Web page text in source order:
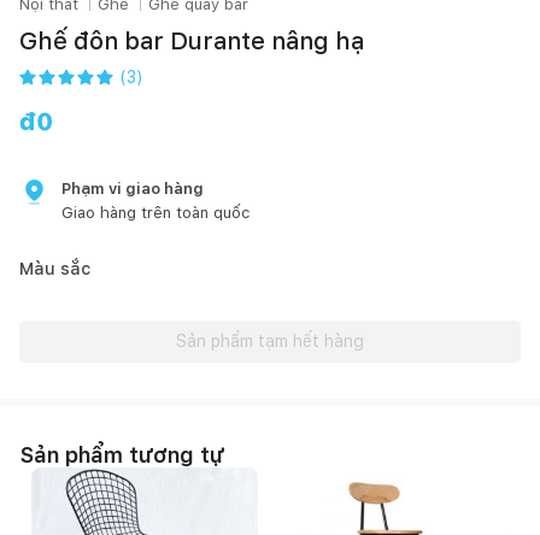
Nội thất Ghế Ghế quầy bar
Ghế đôn bar Durante nâng hạ
(3)
đ0
Phạm vi giao hàng
Giao hàng trên toàn quốc
Màu sắc
Sản phẩm tạm hết hàng
Sản phẩm tương tự